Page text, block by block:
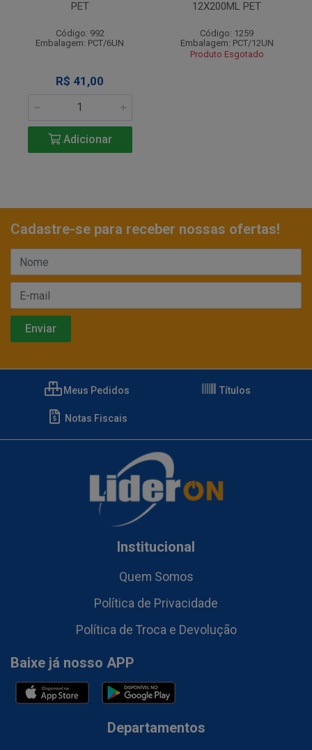
PET
Código: 992
Embalagem: PCT/6UN
R$ 41,00
Adicionar
12X200ML PET
Código: 1259
Embalagem: PCT/12UN
Produto Esgotado
Cadastre-se para receber nossas ofertas!
Meus Pedidos Títulos
Notas Fiscais
Institucional
Quem Somos
Política de Privacidade
Política de Troca e Devolução
Baixe já nosso APP
Departamentos